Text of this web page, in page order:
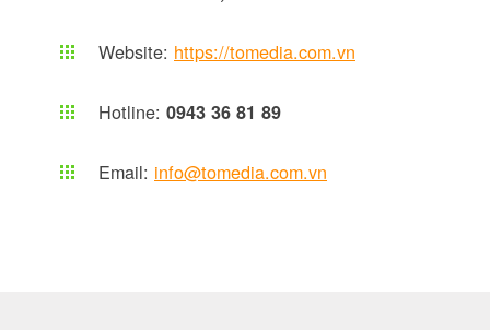
Website: https://tomedia.com.vn
Hotline: 0943 36 81 89
Email: info@tomedia.com.vn